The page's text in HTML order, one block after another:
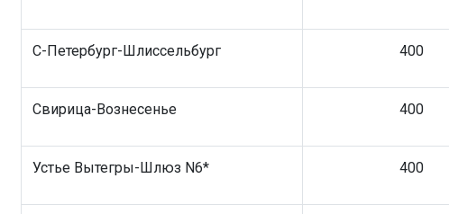
С-Петербург-Шлиссельбург 400
Свирица-Вознесенье 400
Устье Вытегры-Шлюз N6* 400